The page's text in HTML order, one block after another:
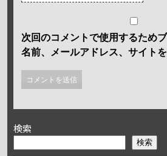
次回のコメントで使用するため
名前、メールアドレス、サイトを
検索
検索